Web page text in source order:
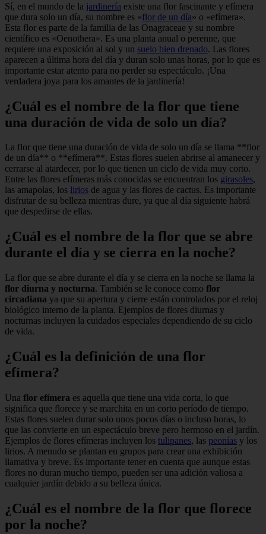
Sí, en el mundo de la jardinería existe una flor fascinante y efímera
que dura solo un día, su nombre es «flor de un día» o «efímera».
Esta flor es parte de la familia de las Onagraceae y su nombre
científico es «Oenothera». Es una planta anual o perenne, que
requiere una exposición al sol y un suelo bien drenado. Las flores
aparecen a última hora del día y duran solo unas horas, por lo que es
importante estar atento para no perder su espectáculo. ¡Una
verdadera joya para los amantes de la jardinería!
¿Cuál es el nombre de la flor que tiene
una duración de vida de solo un día?
La flor que tiene una duración de vida de solo un día se llama **flor
de un día** o **efímera**. Estas flores suelen abrirse al amanecer y
cerrarse al atardecer, por lo que tienen un ciclo de vida muy corto.
Entre las flores efímeras más conocidas se encuentran los girasoles,
las amapolas, los lirios de agua y las flores de cactus. Es importante
disfrutar de su belleza mientras dure, ya que al día siguiente habrá
que despedirse de ellas.
¿Cuál es el nombre de la flor que se abre
durante el día y se cierra en la noche?
La flor que se abre durante el día y se cierra en la noche se llama la
flor diurna y nocturna. También se le conoce como flor
circadiana ya que su apertura y cierre están controlados por el reloj
biológico interno de la planta. Ejemplos de flores diurnas y
nocturnas incluyen la cuidados especiales dependiendo de su ciclo
de vida.
¿Cuál es la definición de una flor
efímera?
Una flor efímera es aquella que tiene una vida corta, lo que
significa que florece y se marchita en un corto período de tiempo.
Estas flores suelen durar solo unos pocos días o incluso horas, lo
que las convierte en un espectáculo breve pero hermoso en el jardín.
Ejemplos de flores efímeras incluyen los tulipanes, las peonías y los
lirios. A menudo se plantan en grupos para crear una exhibición
llamativa y breve. Es importante tener en cuenta que aunque estas
flores no duran mucho tiempo, pueden ser una adición valiosa a
cualquier jardín debido a su belleza única.
¿Cuál es el nombre de la flor que florece
por la noche?